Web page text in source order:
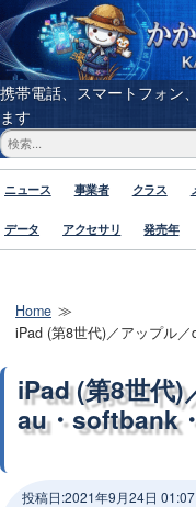
携帯電話、スマートフォン
ます
ニュース 事業者 クラス
データ アクセサリ 発売年
Home
iPad (第8世代)／アップル
iPad (第8世代
au・softbank
投稿日:2021年9月24日 01:07